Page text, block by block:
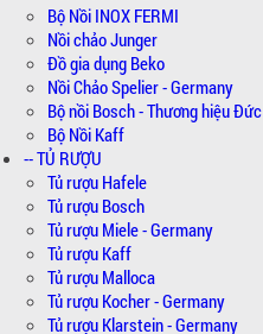
Bộ Nồi INOX FERMI
Nồi chảo Junger
Đồ gia dụng Beko
Nồi Chảo Spelier - Germany
Bộ nồi Bosch - Thương hiệu Đức
Bộ Nồi Kaff
-- TỦ RƯỢU
Tủ rượu Hafele
Tủ rượu Bosch
Tủ rượu Miele - Germany
Tủ rượu Kaff
Tủ rượu Malloca
Tủ rượu Kocher - Germany
Tủ rượu Klarstein - Germany